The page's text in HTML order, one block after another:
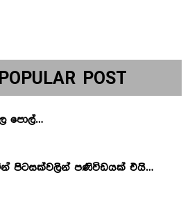
POST
පොල්…
පිටසක්වලින් පණිවිඩයක් එයි…